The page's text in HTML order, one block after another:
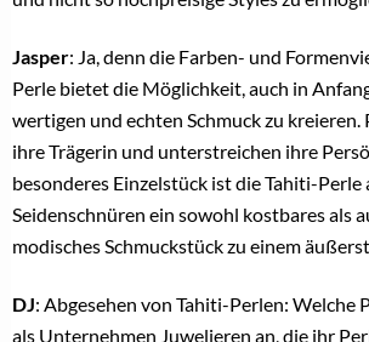
Jasper: Ja, denn die Farben- und
Perle bietet die Möglichkeit, auch in
wertigen und echten Schmuck zu kreieren.
ihre Trägerin und unterstreichen ihre
besonderes Einzelstück ist die Tahiti-Perle
Seidenschnüren ein sowohl kostbares als
modisches Schmuckstück zu einem
DJ: Abgesehen von Tahiti-Perlen: Welche
als Unternehmen Juwelieren an, die ihr